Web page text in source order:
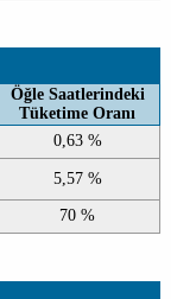
Öğle Saatlerindeki
Tüketime Oranı
0,63 %
5,57 %
70 %